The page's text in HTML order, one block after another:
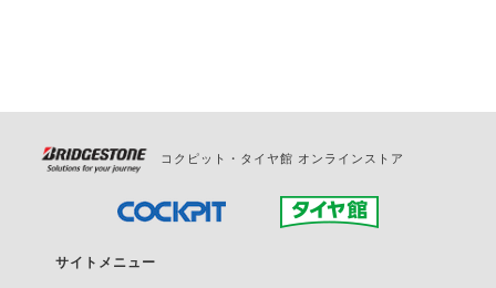
コクピット・タイヤ館 オンラインストア
サイトメニュー